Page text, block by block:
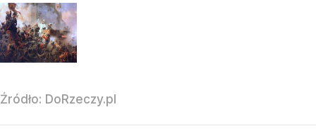
Źródło: DoRzeczy.pl